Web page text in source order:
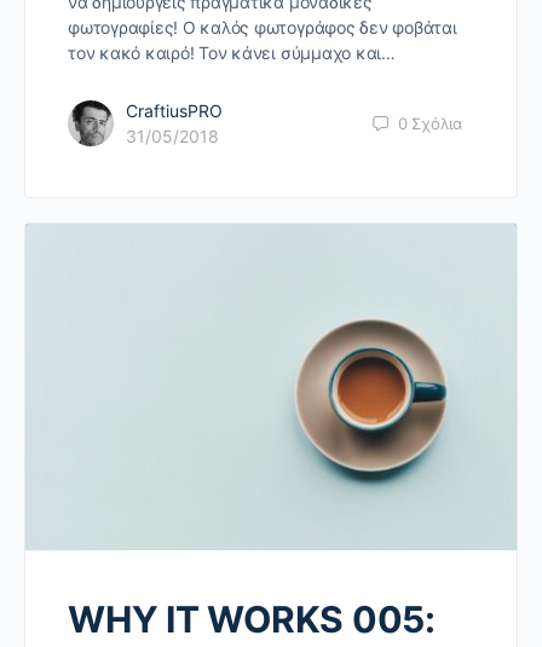
φωτογραφίες! Ο καλός φωτογράφος δεν φοβάται
τον κακό καιρό! Τον κάνει σύμμαχο και…
CraftiusPRO
31/05/2018
0 Σχόλια
WHY IT WORKS 005: